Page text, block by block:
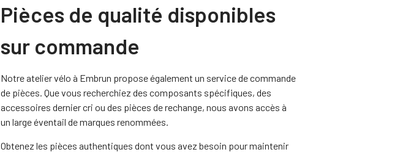
Pièces de qualité disponibles
sur commande
Notre atelier vélo à Embrun propose également un service de commande
de pièces. Que vous recherchiez des composants spécifiques, des
accessoires dernier cri ou des pièces de rechange, nous avons accès à
un large éventail de marques renommées.
Obtenez les pièces authentiques dont vous avez besoin pour maintenir